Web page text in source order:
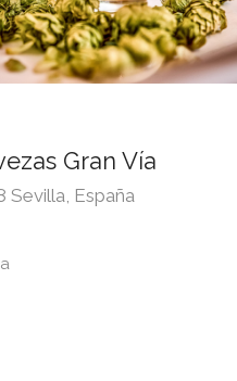
Gran Vía
Sevilla, España